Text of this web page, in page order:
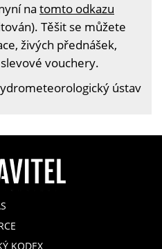
na tomto odkazu
Těšit se můžete
živých přednášek,
vouchery.
ústav
KODEX